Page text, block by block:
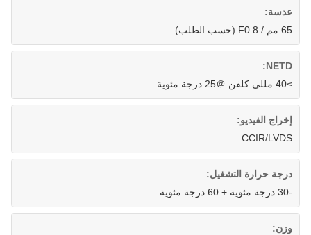
عدسة:
65 مم / F0.8 (حسب الطلب)
NETD:
≥40 مللي كلفن ＠25 درجة مئوية
إخراج الفيديو:
CCIR/LVDS
درجة حرارة التشغيل:
-30 درجة مئوية + 60 درجة مئوية
وزن: